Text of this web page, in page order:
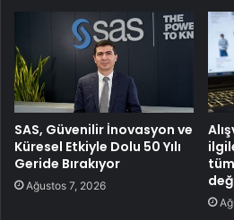
SAS, Güvenilir İnovasyon ve
Küresel Etkiyle Dolu 50 Yılı
Geride Bırakıyor
Ağustos 7, 2026